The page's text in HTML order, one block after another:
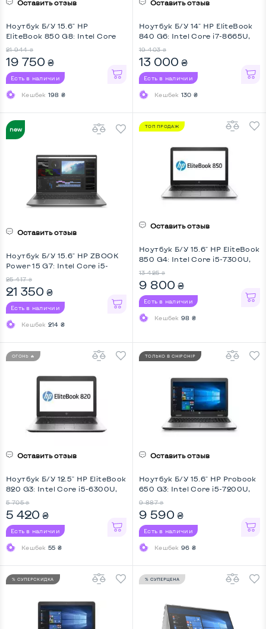
Оставить отзыв
Ноутбук Б/У 15.6" HP
EliteBook 850 G8: Intel Core
HD, Key Light
21 944 ₴
19 750 ₴
Есть в наличии
Кешбек 198 ₴
Оставить отзыв
Ноутбук Б/У 14" HP EliteBook
840 G6: Intel Core i7-8665U,
19 403 ₴
13 000 ₴
Есть в наличии
Кешбек 130 ₴
Оставить отзыв
Ноутбук Б/У 15.6" HP ZBOOK
Power 15 G7: Intel Core i5-
25 417 ₴
21 350 ₴
Есть в наличии
Кешбек 214 ₴
ТОП ПРОДАЖ
Оставить отзыв
Ноутбук Б/У 15.6" HP EliteBook
850 G4: Intel Core i5-7300U,
13 425 ₴
9 800 ₴
Есть в наличии
Кешбек 98 ₴
ОГОНЬ 🔥
Оставить отзыв
Ноутбук Б/У 12.5" HP EliteBook
820 G3: Intel Core i5-6300U,
5 705 ₴
5 420 ₴
Есть в наличии
Кешбек 55 ₴
ТОЛЬКО В CHIPCHIP
Оставить отзыв
Ноутбук Б/У 15.6" HP Probook
650 G3: Intel Core i5-7200U,
9 887 ₴
9 590 ₴
Есть в наличии
Кешбек 96 ₴
% СУПЕРСКИДКА % СУПЕРЦЕНА